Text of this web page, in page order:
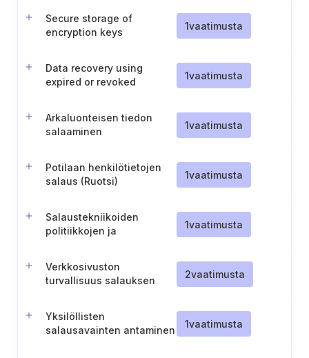
Secure storage of
encryption keys
1vaatimusta
Data recovery using
expired or revoked
1vaatimusta
Arkaluonteisen tiedon
salaaminen
1vaatimusta
Potilaan henkilötietojen
salaus (Ruotsi)
1vaatimusta
Salaustekniikoiden
politiikkojen ja
1vaatimusta
Verkkosivuston
turvallisuus salauksen
2vaatimusta
Yksilöllisten
salausavainten antaminen
1vaatimusta